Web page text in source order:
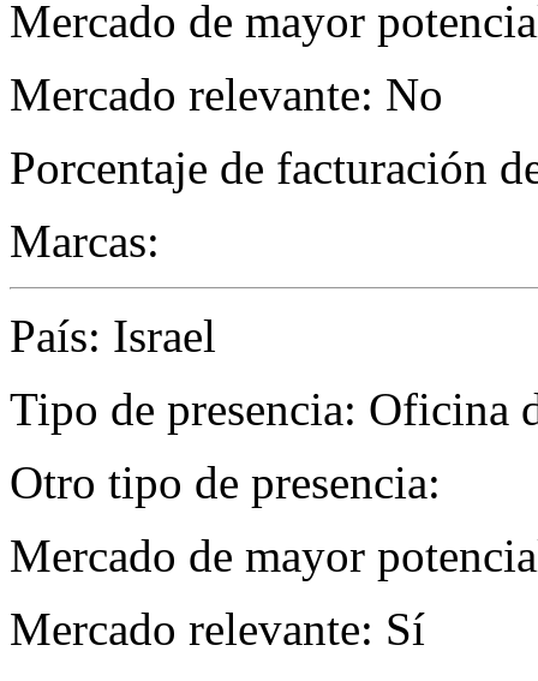
Mercado de mayor
Mercado relevante: No
Porcentaje de facturación
Marcas:
País: Israel
Tipo de presencia: Oficina
Otro tipo de presencia:
Mercado de mayor
Mercado relevante: Sí